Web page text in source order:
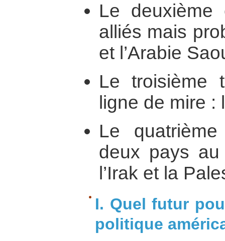
Le deuxième
alliés mais
et l’Arabie
Le troisième
ligne de mire :
Le
deux pays
l’Irak et la
I. Quel futur
politique